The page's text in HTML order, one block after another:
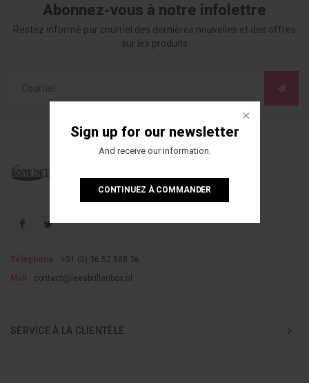
Sign up for our newsletter
And receive our information.
CONTINUEZ À COMMANDER
Abonnez-vous à notre infolettre
Restez informé par courriel des dernières nouvelles et des offres
sur les produits
Téléphone
+31 (0) 36 52 588 36
Mail
contact@leesbrillenbox.nl
SERVICE À LA CLIENTÈLE